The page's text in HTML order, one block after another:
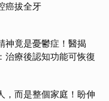
癌拔全牙
神竟是憂鬱症！醫揭
治療後認知功能可恢復
，而是整個家庭！盼伸